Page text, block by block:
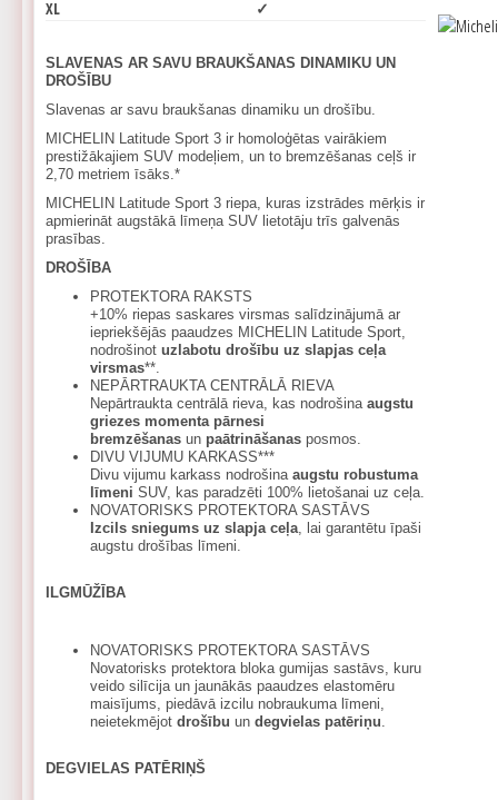
XL
✓
SLAVENAS AR SAVU BRAUKŠANAS DINAMIKU UN
DROŠĪBU
Slavenas ar savu braukšanas dinamiku un drošību.
MICHELIN Latitude Sport 3 ir homoloģētas vairākiem
prestižākajiem SUV modeļiem, un to bremzēšanas ceļš ir
2,70 metriem īsāks.*
MICHELIN Latitude Sport 3 riepa, kuras izstrādes mērķis ir
apmierināt augstākā līmeņa SUV lietotāju trīs galvenās
prasības.
DROŠĪBA
PROTEKTORA RAKSTS
+10% riepas saskares virsmas salīdzinājumā ar
iepriekšējās paaudzes MICHELIN Latitude Sport,
nodrošinot uzlabotu drošību uz slapjas ceļa
virsmas**.
NEPĀRTRAUKTA CENTRĀLĀ RIEVA
Nepārtraukta centrālā rieva, kas nodrošina augstu
griezes momenta pārnesi
bremzēšanas un paātrināšanas posmos.
DIVU VIJUMU KARKASS***
Divu vijumu karkass nodrošina augstu robustuma
līmeni SUV, kas paradzēti 100% lietošanai uz ceļa.
NOVATORISKS PROTEKTORA SASTĀVS
Izcils sniegums uz slapja ceļa, lai garantētu īpaši
augstu drošības līmeni.
ILGMŪŽĪBA
NOVATORISKS PROTEKTORA SASTĀVS
Novatorisks protektora bloka gumijas sastāvs, kuru
veido silīcija un jaunākās paaudzes elastomēru
maisījums, piedāvā izcilu nobraukuma līmeni,
neietekmējot drošību un degvielas patēriņu.
DEGVIELAS PATĒRIŅŠ